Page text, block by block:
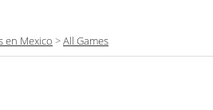
en Mexico >All Games